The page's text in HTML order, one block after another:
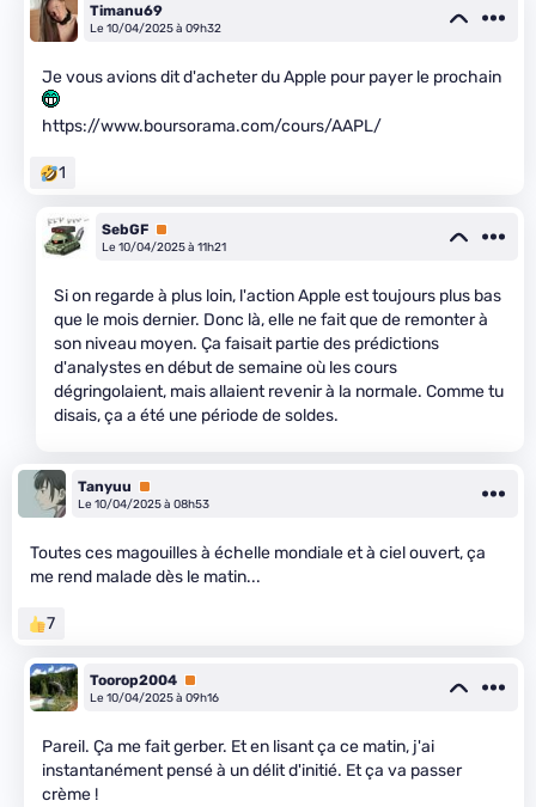
Timanu69
Le 10/04/2025 à 09h32
Je vous avions dit d'acheter du Apple pour payer le prochain
https://www.boursorama.com/cours/AAPL/
1
SebGF Premium
Le 10/04/2025 à 11h21
Si on regarde à plus loin, l'action Apple est toujours plus bas
que le mois dernier. Donc là, elle ne fait que de remonter à
son niveau moyen. Ça faisait partie des prédictions
d'analystes en début de semaine où les cours
dégringolaient, mais allaient revenir à la normale. Comme tu
disais, ça a été une période de soldes.
Tanyuu
Premium
Le 10/04/2025 à 08h53
Toutes ces magouilles à échelle mondiale et à ciel ouvert, ça
me rend malade dès le matin...
7
Toorop2004 Premium
Le 10/04/2025 à 09h16
Pareil. Ça me fait gerber. Et en lisant ça ce matin, j'ai
instantanément pensé à un délit d'initié. Et ça va passer
crème !